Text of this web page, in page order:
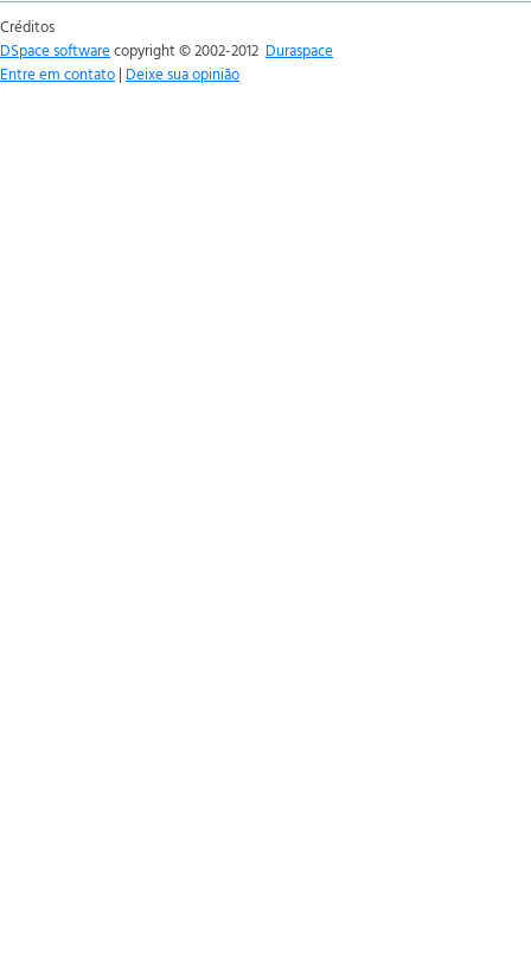
Créditos
DSpace softwarecopyright © 2002-2012 Duraspace
Entre em contato | Deixe sua opinião